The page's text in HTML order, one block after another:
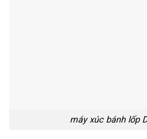
máy xúc bánh lốp